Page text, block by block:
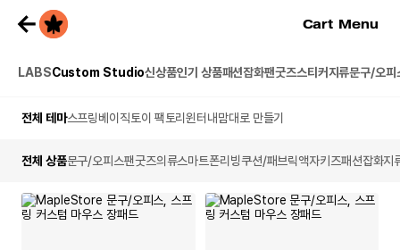
전체 테마스프링베이직토이 팩토리윈터 내맘대로 만들기
전체 상품문구/오피스팬굿즈의류스마트폰리빙쿠션/패브릭액자키즈패션잡화지
Cart Menu
LABSCustom Studio신상품인기 상품패션잡화팬굿즈스티커지류문구/오피